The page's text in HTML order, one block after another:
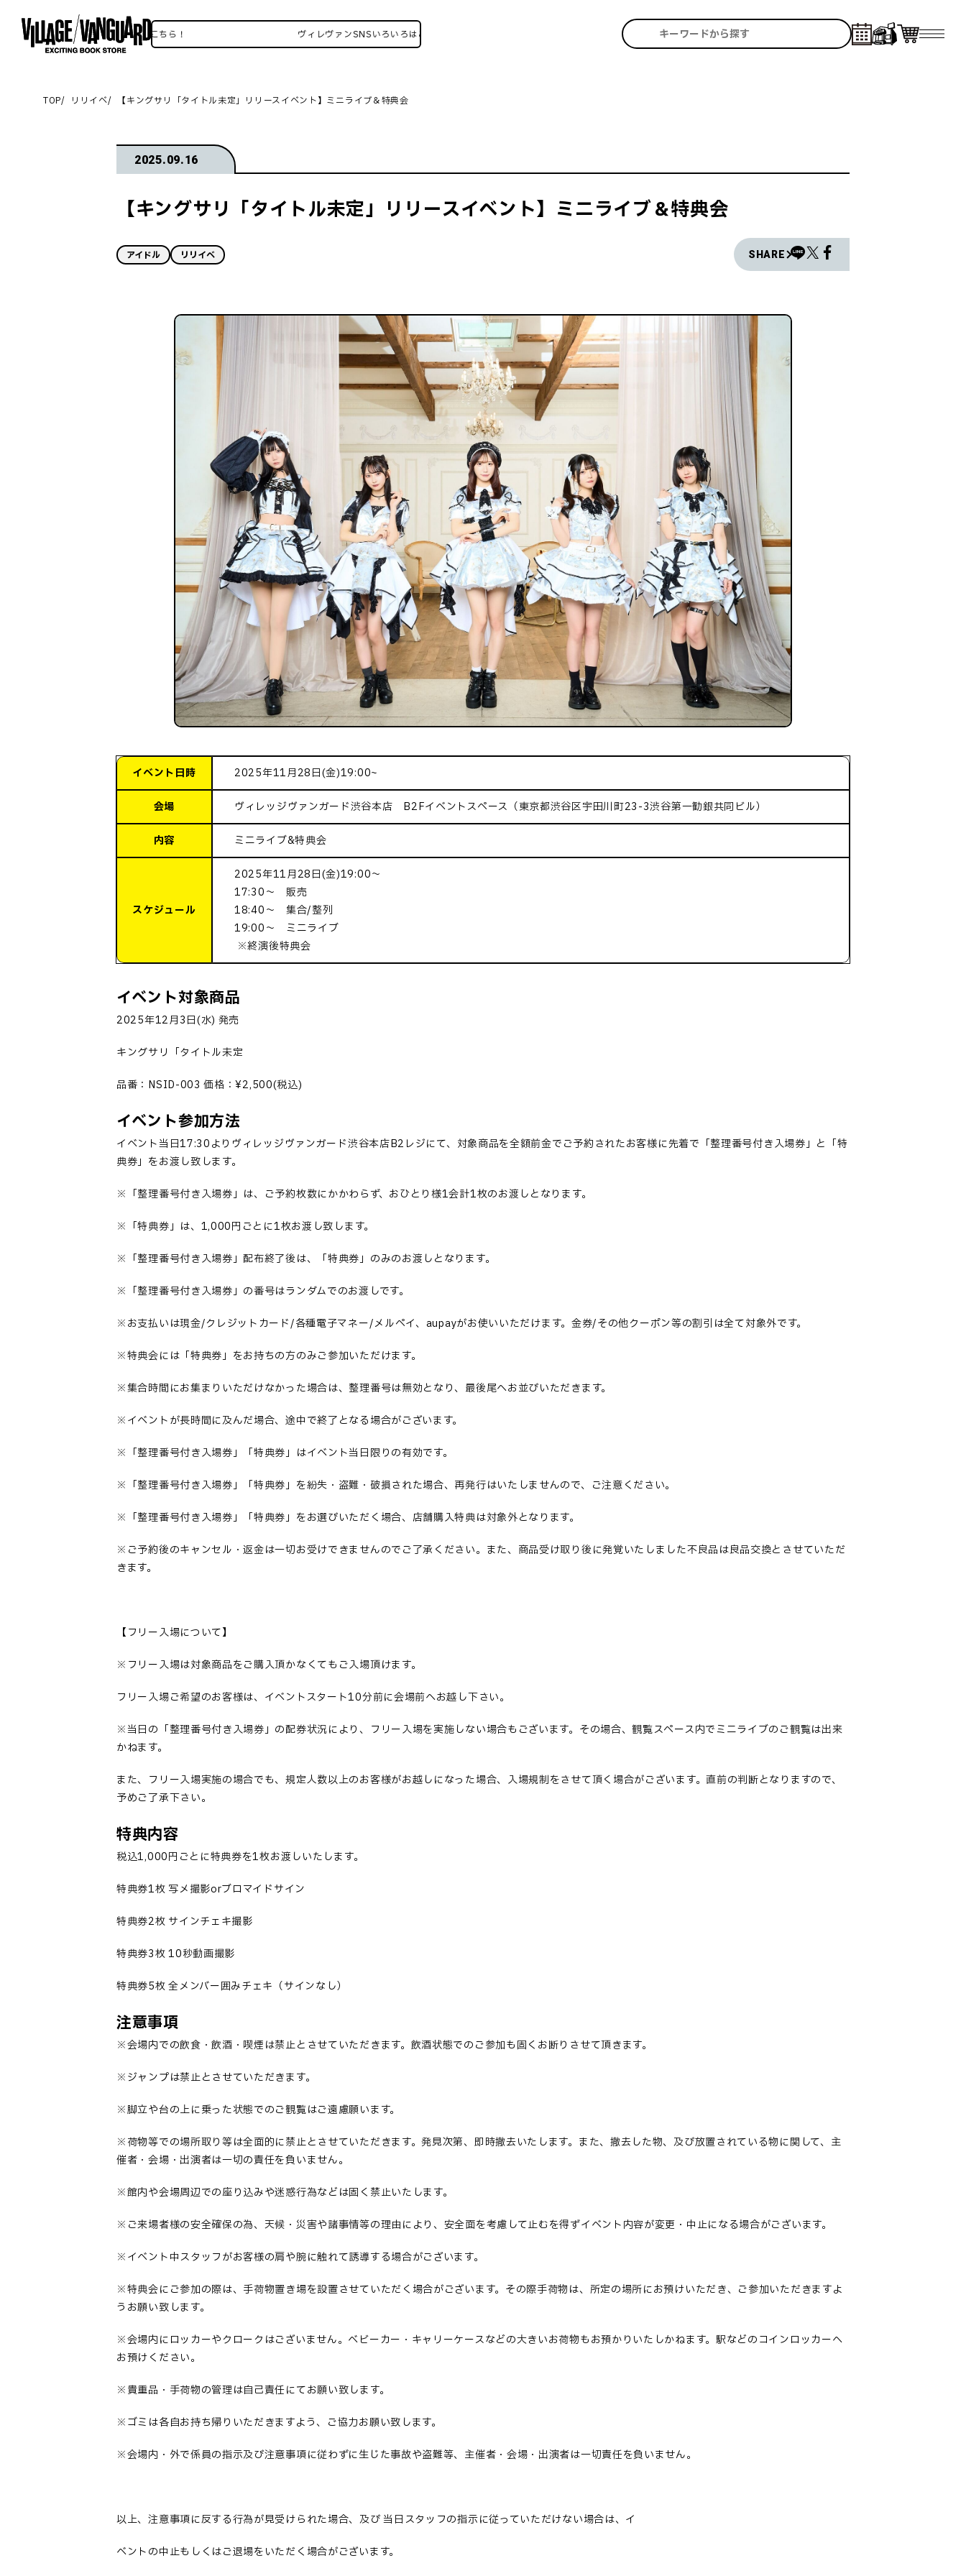
ヴィレヴァンSNSいろいろはこちら！ ヴィレヴァンSNSいろいろはこちら！
TOP リリイベ 【キングサリ「タイトル未定」リリースイベント】ミニライブ＆特典会
2025.09.16
【キングサリ「タイトル未定」リリースイベント】ミニライブ＆特典会
アイドル リリイベ SHARE
イベント日時 2025年11月28日(金)19:00~
会場 ヴィレッジヴァンガード渋谷本店 B2Fイベントスペース（東京都渋谷区宇田川町23-3渋谷第一勧銀共同ビル）
内容 ミニライブ&特典会
スケジュール
2025年11月28日(金)19:00～
17:30～ 販売
18:40～ 集合/整列
19:00～ ミニライブ
※終演後特典会
イベント対象商品
2025年12月3日(水) 発売
キングサリ「タイトル未定
品番：NSID-003 価格：¥2,500(税込)
イベント参加方法
イベント当日17:30よりヴィレッジヴァンガード渋谷本店B2レジにて、対象商品を全額前金でご予約されたお客様に先着で「整理番号付き入場券」と「特
典券」をお渡し致します。
※「整理番号付き入場券」は、ご予約枚数にかかわらず、おひとり様1会計1枚のお渡しとなります。
※「特典券」は、1,000円ごとに1枚お渡し致します。
※「整理番号付き入場券」配布終了後は、「特典券」のみのお渡しとなります。
※「整理番号付き入場券」の番号はランダムでのお渡しです。
※お支払いは現金/クレジットカード/各種電子マネー/メルペイ、aupayがお使いいただけます。金券/その他クーポン等の割引は全て対象外です。
※特典会には「特典券」をお持ちの方のみご参加いただけます。
※集合時間にお集まりいただけなかった場合は、整理番号は無効となり、最後尾へお並びいただきます。
※イベントが長時間に及んだ場合、途中で終了となる場合がございます。
※「整理番号付き入場券」「特典券」はイベント当日限りの有効です。
※「整理番号付き入場券」「特典券」を紛失・盗難・破損された場合、再発行はいたしませんので、ご注意ください。
※「整理番号付き入場券」「特典券」をお選びいただく場合、店舗購入特典は対象外となります。
※ご予約後のキャンセル・返金は一切お受けできませんのでご了承ください。また、商品受け取り後に発覚いたしました不良品は良品交換とさせていただ
きます。
【フリー入場について】
※フリー入場は対象商品をご購入頂かなくてもご入場頂けます。
フリー入場ご希望のお客様は、イベントスタート10分前に会場前へお越し下さい。
※当日の「整理番号付き入場券」の配券状況により、フリー入場を実施しない場合もございます。その場合、観覧スペース内でミニライブのご観覧は出来
かねます。
また、フリー入場実施の場合でも、規定人数以上のお客様がお越しになった場合、入場規制をさせて頂く場合がございます。直前の判断となりますので、
予めご了承下さい。
特典内容
税込1,000円ごとに特典券を1枚お渡しいたします。
特典券1枚 写メ撮影orブロマイドサイン
特典券2枚 サインチェキ撮影
特典券3枚 10秒動画撮影
特典券5枚 全メンバー囲みチェキ（サインなし）
注意事項
※会場内での飲食・飲酒・喫煙は禁止とさせていただきます。飲酒状態でのご参加も固くお断りさせて頂きます。
※ジャンプは禁止とさせていただきます。
※脚立や台の上に乗った状態でのご観覧はご遠慮願います。
※荷物等での場所取り等は全面的に禁止とさせていただきます。発見次第、即時撤去いたします。また、撤去した物、及び放置されている物に関して、主
催者・会場・出演者は一切の責任を負いません。
※館内や会場周辺での座り込みや迷惑行為などは固く禁止いたします。
※ご来場者様の安全確保の為、天候・災害や諸事情等の理由により、安全面を考慮して止むを得ずイベント内容が変更・中止になる場合がございます。
※イベント中スタッフがお客様の肩や腕に触れて誘導する場合がございます。
※特典会にご参加の際は、手荷物置き場を設置させていただく場合がございます。その際手荷物は、所定の場所にお預けいただき、ご参加いただきますよ
うお願い致します。
※会場内にロッカーやクロークはございません。ベビーカー・キャリーケースなどの大きいお荷物もお預かりいたしかねます。駅などのコインロッカーへ
お預けください。
※貴重品・手荷物の管理は自己責任にてお願い致します。
※ゴミは各自お持ち帰りいただきますよう、ご協力お願い致します。
※会場内・外で係員の指示及び注意事項に従わずに生じた事故や盗難等、主催者・会場・出演者は一切責任を負いません。
以上、注意事項に反する行為が見受けられた場合、及び 当日スタッフの指示に従っていただけない場合は、イ
ベントの中止もしくはご退場をいただく場合がございます。